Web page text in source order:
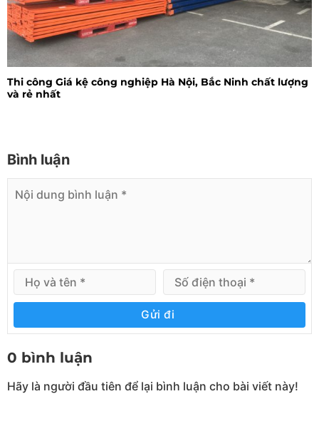
Thi công Giá kệ công nghiệp Hà Nội, Bắc Ninh chất lượng
và rẻ nhất
Bình luận
Gửi đi
0 bình luận
Hãy là người đầu tiên để lại bình luận cho bài viết này!